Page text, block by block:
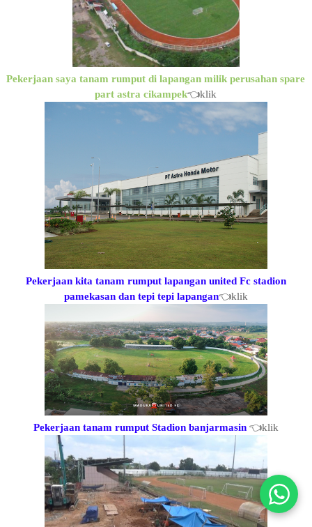
Pekerjaan saya tanam rumput di lapangan milik perusahan spare
part astra cikampek👈klik
Pekerjaan kita tanam rumput lapangan united Fc stadion
pamekasan dan tepi tepi lapangan👈klik
Pekerjaan tanam rumput Stadion banjarmasin👈klik